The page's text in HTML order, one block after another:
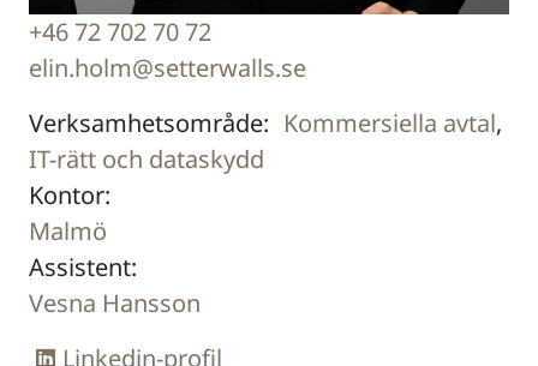
+46 72 702 70 72
elin.holm@setterwalls.se
Verksamhetsområde: Kommersiella avtal,
IT-rätt och dataskydd
Kontor:
Malmö
Assistent:
Vesna Hansson
Linkedin-profil